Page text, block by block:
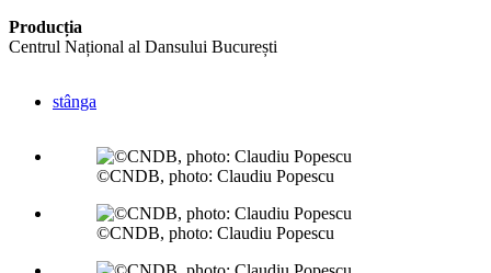
Producția
Centrul Național al Dansului București
stânga
©CNDB, photo: Claudiu Popescu
©CNDB, photo: Claudiu Popescu